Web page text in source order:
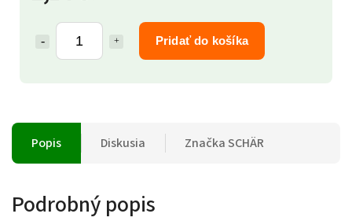
Pridať do košíka
Popis Diskusia ZnačkaSCHÄR
Podrobný popis